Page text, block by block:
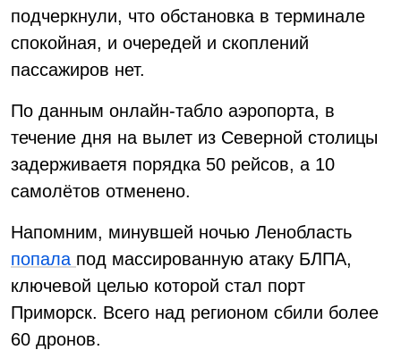
подчеркнули, что обстановка в терминале
спокойная, и очередей и скоплений
пассажиров нет.
По данным онлайн-табло аэропорта, в
течение дня на вылет из Северной столицы
задерживаетя порядка 50 рейсов, а 10
самолётов отменено.
Напомним, минувшей ночью Ленобласть
попала под массированную атаку БЛПА,
ключевой целью которой стал порт
Приморск. Всего над регионом сбили более
60 дронов.